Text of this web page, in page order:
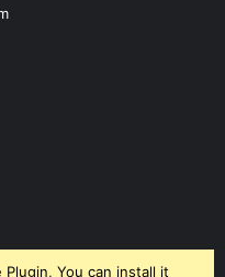
You can install it